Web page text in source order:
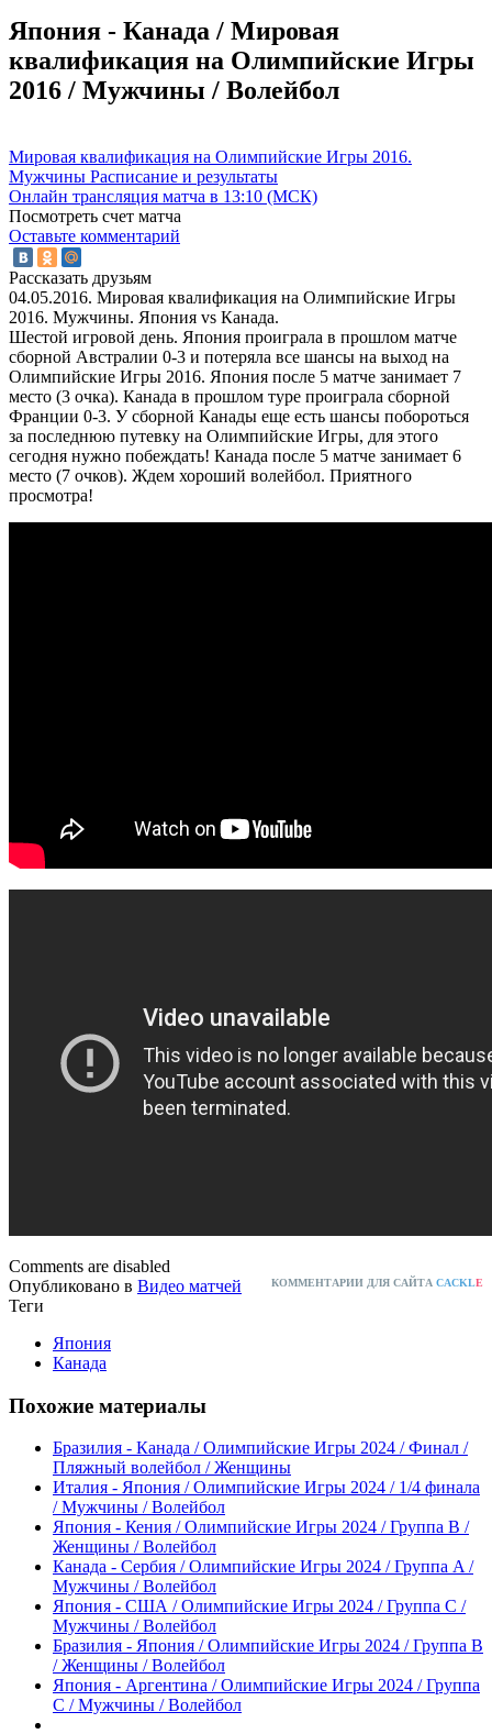
Япония - Канада / Мировая
квалификация на Олимпийские Игры
2016 / Мужчины / Волейбол
Мировая квалификация на Олимпийские Игры 2016.
Мужчины Расписание и результаты
Онлайн трансляция матча в 13:10 (МСК)
Посмотреть счет матча
Оставьте комментарий
Рассказать друзьям
04.05.2016. Мировая квалификация на Олимпийские Игры
2016. Мужчины. Япония vs Канада.
Шестой игровой день. Япония проиграла в прошлом матче
сборной Австралии 0-3 и потеряла все шансы на выход на
Олимпийские Игры 2016. Япония после 5 матче занимает 7
место (3 очка). Канада в прошлом туре проиграла сборной
Франции 0-3. У сборной Канады еще есть шансы побороться
за последнюю путевку на Олимпийские Игры, для этого
сегодня нужно побеждать! Канада после 5 матче занимает 6
место (7 очков). Ждем хороший волейбол. Приятного
просмотра!
Comments are disabled
КОММЕНТАРИИ ДЛЯ САЙТА CACKLE
Опубликовано в Видео матчей
Теги
Япония
Канада
Похожие материалы
Бразилия - Канада / Олимпийские Игры 2024 / Финал /
Пляжный волейбол / Женщины
Италия - Япония / Олимпийские Игры 2024 / 1/4 финала
/ Мужчины / Волейбол
Япония - Кения / Олимпийские Игры 2024 / Группа B /
Женщины / Волейбол
Канада - Сербия / Олимпийские Игры 2024 / Группа A /
Мужчины / Волейбол
Япония - США / Олимпийские Игры 2024 / Группа C /
Мужчины / Волейбол
Бразилия - Япония / Олимпийские Игры 2024 / Группа B
/ Женщины / Волейбол
Япония - Аргентина / Олимпийские Игры 2024 / Группа
C / Мужчины / Волейбол